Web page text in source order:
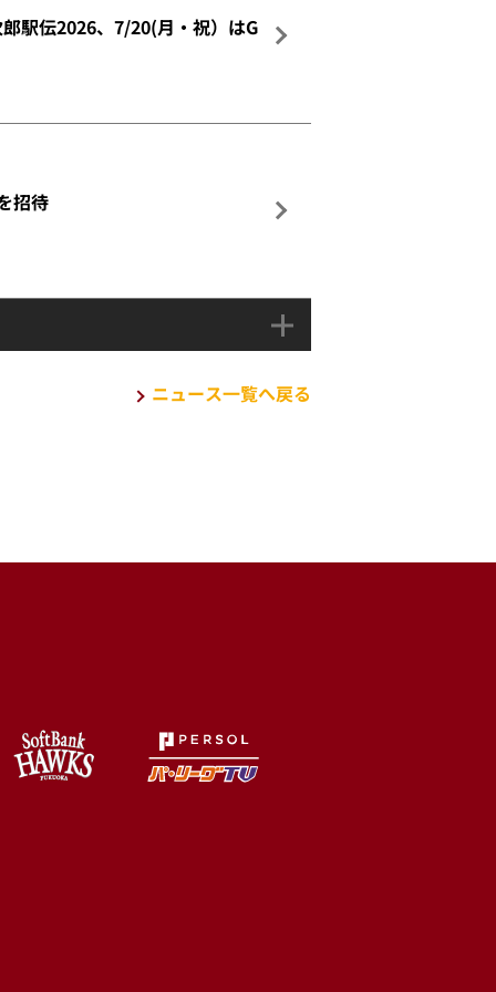
駅伝2026、7/20(月・祝）はG
招待
ニュース一覧へ戻る